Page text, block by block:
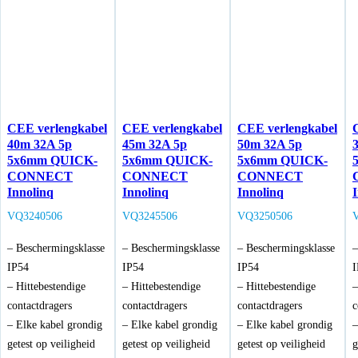
CEE verlengkabel
40m 32A 5p
5x6mm QUICK-
CONNECT
Innolinq
VQ3240506
– Beschermingsklasse
IP54
– Hittebestendige
contactdragers
– Elke kabel grondig
getest op veiligheid
CEE verlengkabel
45m 32A 5p
5x6mm QUICK-
CONNECT
Innolinq
VQ3245506
– Beschermingsklasse
IP54
– Hittebestendige
contactdragers
– Elke kabel grondig
getest op veiligheid
CEE verlengkabel
50m 32A 5p
5x6mm QUICK-
CONNECT
Innolinq
VQ3250506
– Beschermingsklasse
IP54
– Hittebestendige
contactdragers
– Elke kabel grondig
getest op veiligheid